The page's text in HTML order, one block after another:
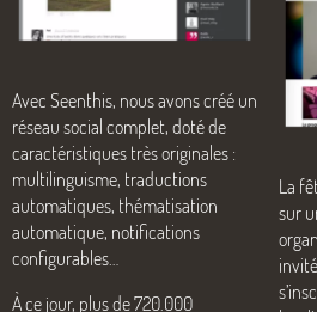
Avec Seenthis, nous avons créé un
réseau social complet, doté de
caractéristiques très originales :
multilinguisme, traductions
automatiques, thématisation
automatique, notifications
configurables…
À ce jour, plus de 720.000
La
sur